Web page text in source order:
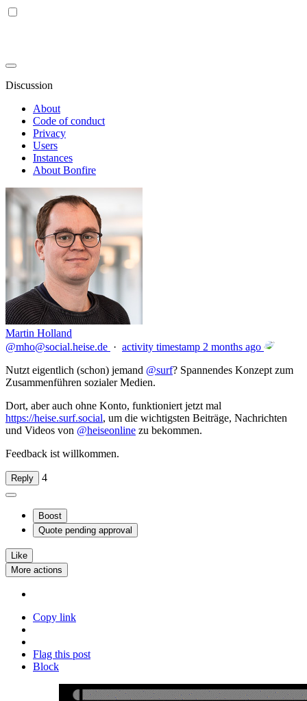
Discussion
About
Code of conduct
Privacy
Users
Instances
About Bonfire
Martin Holland
@mho@social.heise.de · activity timestamp 2 months ago
Nutzt eigentlich (schon) jemand @surf? Spannendes Konzept zum
Zusammenführen sozialer Medien.
Dort, aber auch ohne Konto, funktioniert jetzt mal
https://heise.surf.social, um die wichtigsten Beiträge, Nachrichten
und Videos von @heiseonline zu bekommen.
Feedback ist willkommen.
Reply 4
Boost
Quote pending approval
Like
More actions
Copy link
Flag this post
Block